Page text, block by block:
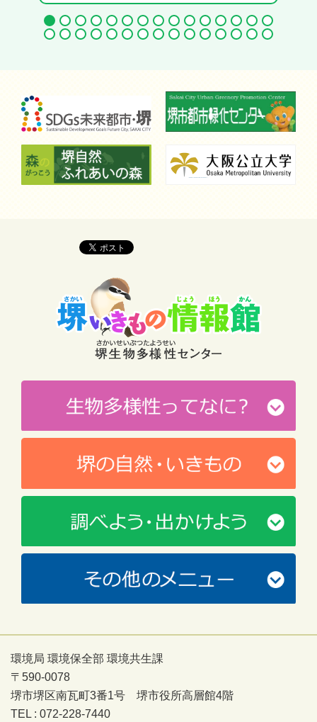
環境局 環境保全部 環境共生課
〒590-0078
堺市堺区南瓦町3番1号 堺市役所高層館4階
TEL : 072-228-7440